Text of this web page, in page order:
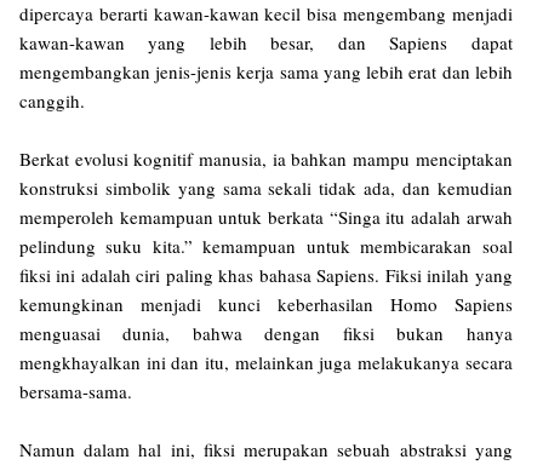
dipercaya berarti kawan-kawan kecil bisa mengembang menjadi
kawan-kawan yang lebih besar, dan Sapiens dapat
mengembangkan jenis-jenis kerja sama yang lebih erat dan lebih
canggih.
Berkat evolusi kognitif manusia, ia bahkan mampu menciptakan
konstruksi simbolik yang sama sekali tidak ada, dan kemudian
memperoleh kemampuan untuk berkata “Singa itu adalah arwah
pelindung suku kita.” kemampuan untuk membicarakan soal
fiksi ini adalah ciri paling khas bahasa Sapiens. Fiksi inilah yang
kemungkinan menjadi kunci keberhasilan Homo Sapiens
menguasai dunia, bahwa dengan fiksi bukan hanya
mengkhayalkan ini dan itu, melainkan juga melakukanya secara
bersama-sama.
Namun dalam hal ini, fiksi merupakan sebuah abstraksi yang